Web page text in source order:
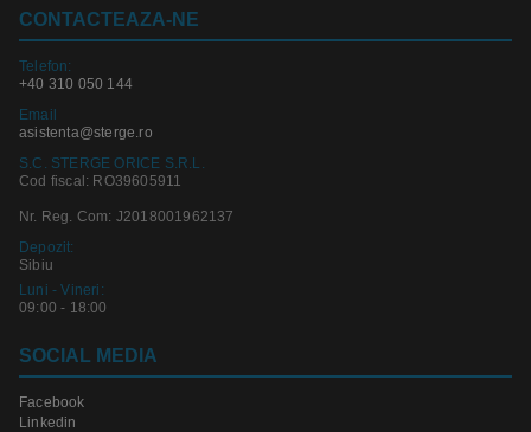
CONTACTEAZA-NE
Telefon:
+40 310 050 144
Email
asistenta@sterge.ro
S.C. STERGE ORICE S.R.L.
Cod fiscal: RO39605911
Nr. Reg. Com: J2018001962137
Depozit:
Sibiu
Luni - Vineri:
09:00 - 18:00
SOCIAL MEDIA
Facebook
Linkedin